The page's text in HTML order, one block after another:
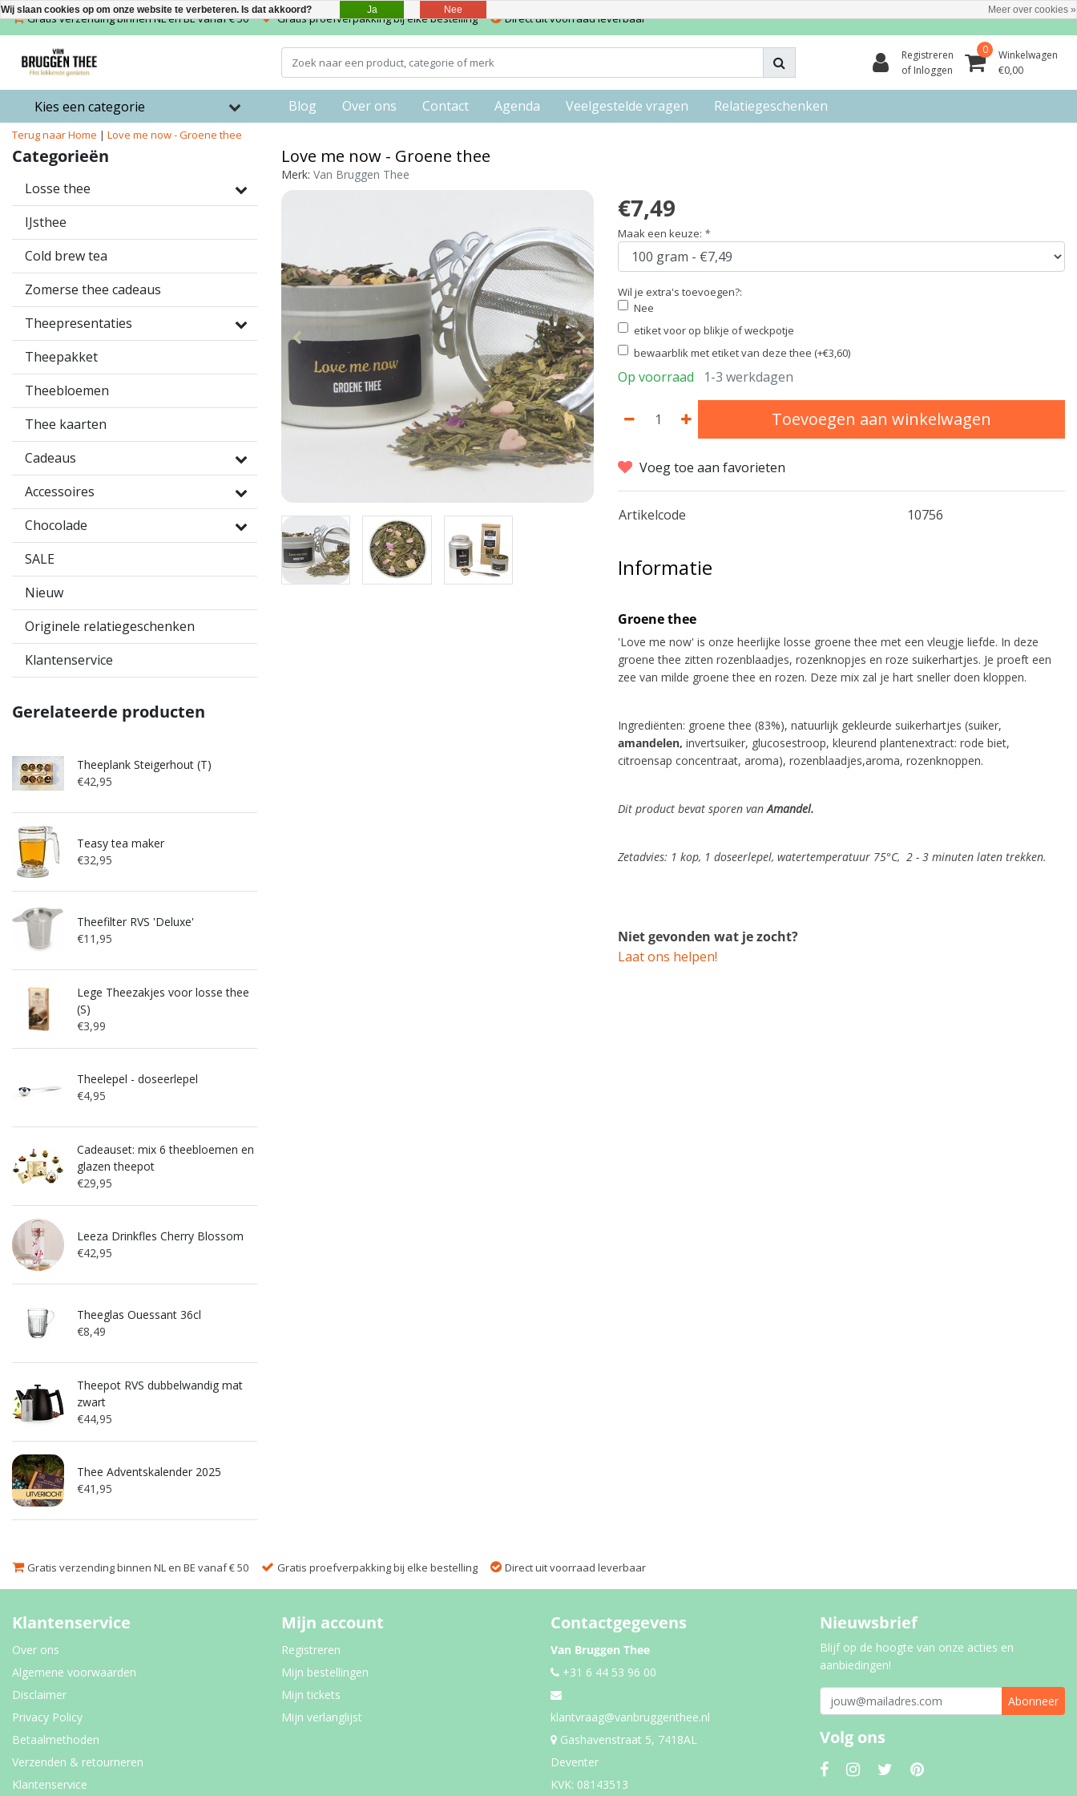
Gratis verzending binnen NL en BE vanaf € 50 Gratis proefverpakking bij elke bestelling Direct uit voorraad leverbaar
Registreren
of Inloggen
0
Winkelwagen
€0,00
Kies een categorie Blog Over ons Contact Agenda Veelgestelde vragen Relatiegeschenken
Terug naar Home | Love me now - Groene thee
Categorieën
Losse thee
IJsthee
Cold brew tea
Zomerse thee cadeaus
Theepresentaties
Theepakket
Theebloemen
Thee kaarten
Cadeaus
Accessoires
Chocolade
SALE
Nieuw
Originele relatiegeschenken
Klantenservice
Gerelateerde producten
Theeplank Steigerhout (T)
€42,95
Teasy tea maker
€32,95
Theefilter RVS 'Deluxe'
€11,95
Lege Theezakjes voor losse thee
(S)
€3,99
Theelepel - doseerlepel
€4,95
Cadeauset: mix 6 theebloemen en
glazen theepot
€29,95
Leeza Drinkfles Cherry Blossom
€42,95
Theeglas Ouessant 36cl
€8,49
Theepot RVS dubbelwandig mat
zwart
€44,95
Thee Adventskalender 2025
€41,95
Love me now - Groene thee
Merk: Van Bruggen Thee
€7,49
Maak een keuze: *
Wil je extra's toevoegen?:
Nee
etiket voor op blikje of weckpotje
bewaarblik met etiket van deze thee (+€3,60)
Op voorraad 1-3 werkdagen
Toevoegen aan winkelwagen
Voeg toe aan favorieten
Artikelcode 10756
Informatie
Groene thee
'Love me now' is onze heerlijke losse groene thee met een vleugje liefde. In deze
groene thee zitten rozenblaadjes, rozenknopjes en roze suikerhartjes. Je proeft een
zee van milde groene thee en rozen. Deze mix zal je hart sneller doen kloppen.
Ingrediënten: groene thee (83%), natuurlijk gekleurde suikerhartjes (suiker,
amandelen, invertsuiker, glucosestroop, kleurend plantenextract: rode biet,
citroensap concentraat, aroma), rozenblaadjes,aroma, rozenknoppen.
Dit product bevat sporen vanAmandel.
Zetadvies: 1 kop, 1 doseerlepel, watertemperatuur 75°C, 2 - 3 minuten laten trekken.
Niet gevonden wat je zocht?
Laat ons helpen!
Gratis verzending binnen NL en BE vanaf € 50 Gratis proefverpakking bij elke bestelling Direct uit voorraad leverbaar
Klantenservice
Over ons
Algemene voorwaarden
Disclaimer
Privacy Policy
Betaalmethoden
Verzenden & retourneren
Klantenservice
Mijn account
Registreren
Mijn bestellingen
Mijn tickets
Mijn verlanglijst
Contactgegevens
Van Bruggen Thee
+31 6 44 53 96 00
klantvraag@vanbruggenthee.nl
Gashavenstraat 5, 7418AL
Deventer
KVK: 08143513
Nieuwsbrief
Blijf op de hoogte van onze acties en
aanbiedingen!
Abonneer
Volg ons
Wij slaan cookies op om onze website te verbeteren. Is dat akkoord? Ja Nee Meer over cookies »